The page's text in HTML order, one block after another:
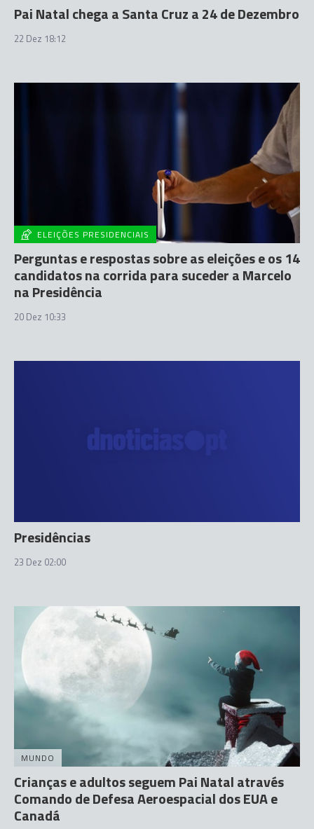
Pai Natal chega a Santa Cruz a 24 de Dezembro
22 Dez 18:12
ELEIÇÕES PRESIDENCIAIS
Perguntas e respostas sobre as eleições e os 14
candidatos na corrida para suceder a Marcelo
na Presidência
20 Dez 10:33
Presidências
23 Dez 02:00
MUNDO
Crianças e adultos seguem Pai Natal através
Comando de Defesa Aeroespacial dos EUA e
Canadá